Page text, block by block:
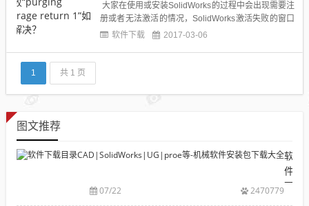
大家在使用或安装SolidWorks的过程中会出现需要注
册或者无法激活的情况，SolidWorks激活失败的窗口
弹出如下：那么面对SolidWorks激活失败的情况如何
软件下载 2017-03-06
1 共 1 页
图文推荐
软
件
下
07/22 2470779